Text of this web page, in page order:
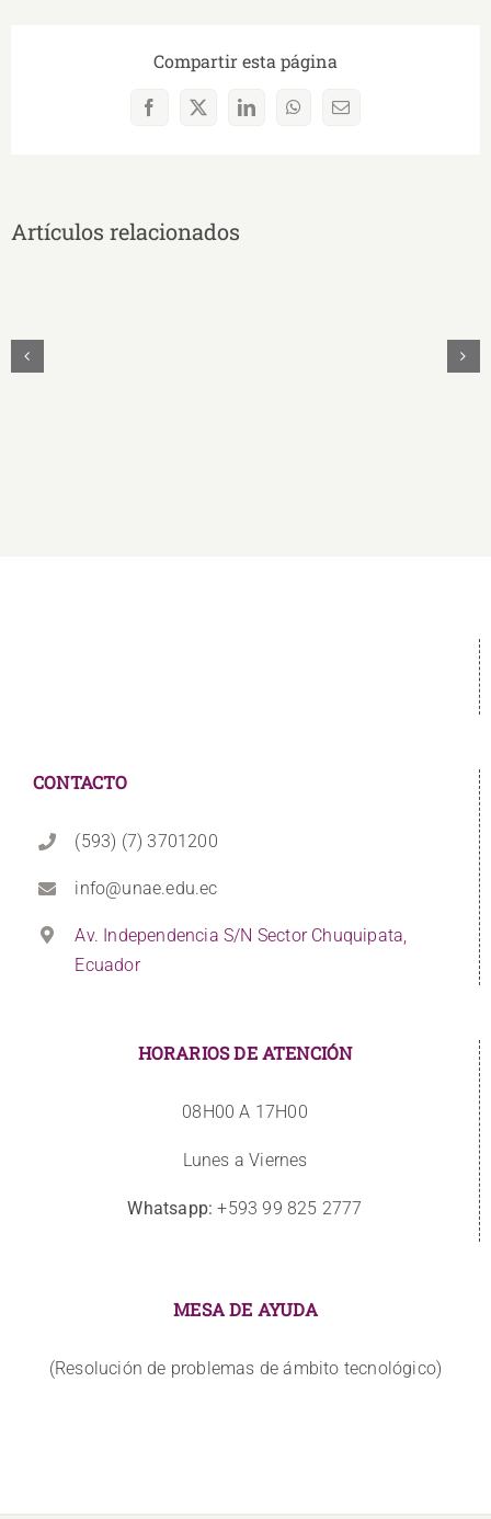
Compartir esta página
Facebook
X LinkedInWhatsAppCorreo
Artículos relacionados
CONTACTO
(593) (7) 3701200
info@unae.edu.ec
Av. Independencia S/N Sector Chuquipata,
Ecuador
HORARIOS DE ATENCIÓN
08H00 A 17H00
Lunes a Viernes
Whatsapp: +593 99 825 2777
MESA DE AYUDA
(Resolución de problemas de ámbito tecnológico)